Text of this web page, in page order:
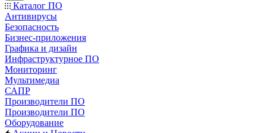
Каталог ПО
Антивирусы
Безопасность
Бизнес-приложения
Графика и дизайн
Инфраструктурное ПО
Мониторинг
Мультимедиа
САПР
Производители ПО
Производители ПО
Оборудование